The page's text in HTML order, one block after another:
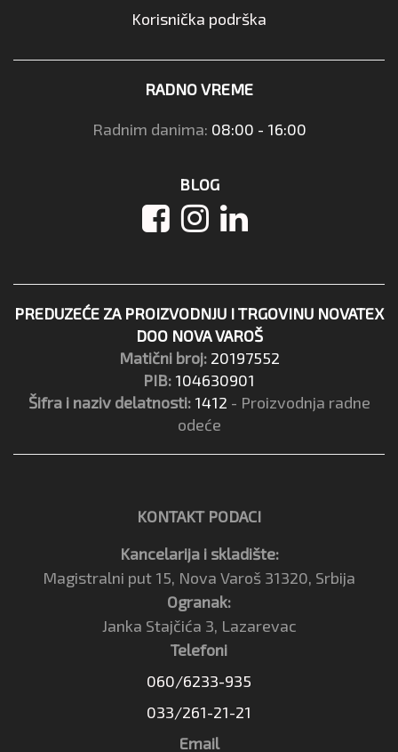
Korisnička podrška
RADNO VREME
Radnim danima: 08:00 - 16:00
BLOG
PREDUZEĆE ZA PROIZVODNJU I TRGOVINU NOVATEX
DOO NOVA VAROŠ
Matični broj: 20197552
PIB: 104630901
Šifra i naziv delatnosti: 1412 - Proizvodnja radne
odeće
KONTAKT PODACI
Kancelarija i skladište:
Magistralni put 15, Nova Varoš 31320, Srbija
Ogranak:
Janka Stajčića 3, Lazarevac
Telefoni
060/6233-935
033/261-21-21
Email